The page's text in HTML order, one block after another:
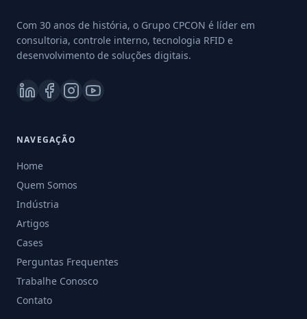
Com 30 anos de história, o Grupo CPCON é líder em
consultoria, controle interno, tecnologia RFID e
desenvolvimento de soluções digitais.
NAVEGAÇÃO
Home
Quem Somos
Indústria
Artigos
Cases
Perguntas Frequentes
Trabalhe Conosco
Contato